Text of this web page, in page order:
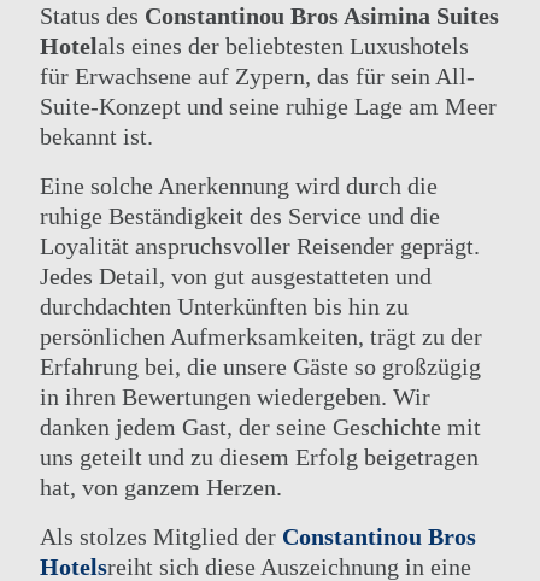
Status des Constantinou Bros Asimina Suites
Hotelals eines der beliebtesten Luxushotels
für Erwachsene auf Zypern, das für sein All-
Suite-Konzept und seine ruhige Lage am Meer
bekannt ist.
Eine solche Anerkennung wird durch die
ruhige Beständigkeit des Service und die
Loyalität anspruchsvoller Reisender geprägt.
Jedes Detail, von gut ausgestatteten und
durchdachten Unterkünften bis hin zu
persönlichen Aufmerksamkeiten, trägt zu der
Erfahrung bei, die unsere Gäste so großzügig
in ihren Bewertungen wiedergeben. Wir
danken jedem Gast, der seine Geschichte mit
uns geteilt und zu diesem Erfolg beigetragen
hat, von ganzem Herzen.
Als stolzes Mitglied der Constantinou Bros
Hotelsreiht sich diese Auszeichnung in eine